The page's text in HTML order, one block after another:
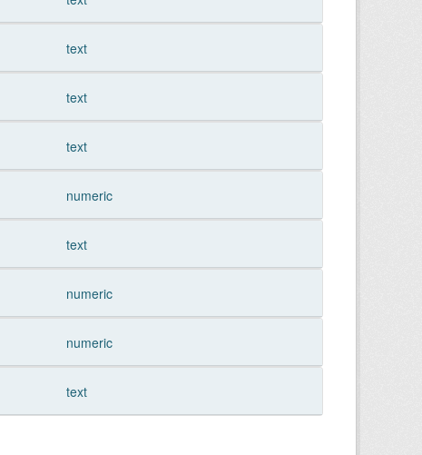
text
text
text
numeric
text
numeric
numeric
text